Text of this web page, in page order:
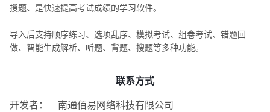
搜题、是快速提高考试成绩的学习软件。
导入后支持顺序练习、选项乱序、模拟考试、组卷考试、错题回
做、智能生成解析、听题、背题、搜题等多种功能。
联系方式
开发者：
南通佰易网络科技有限公司